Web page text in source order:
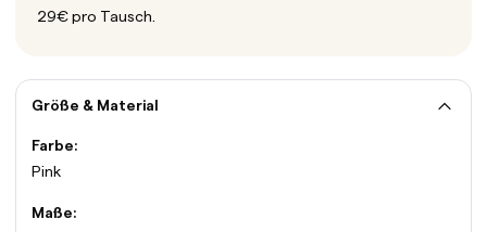
29€ pro Tausch.
Größe & Material
Farbe:
Pink
Maße: